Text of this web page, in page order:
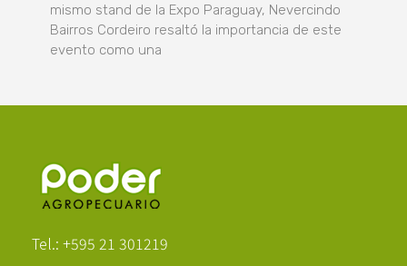
mismo stand de la Expo Paraguay, Nevercindo
Bairros Cordeiro resaltó la importancia de este
evento como una
Tel.: +595 21 301219